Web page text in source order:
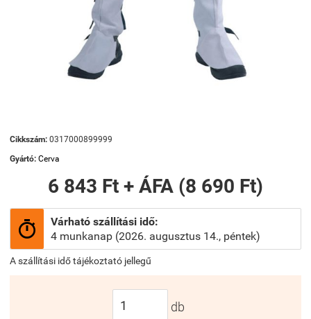
Cikkszám: 0317000899999
Gyártó: Cerva
6 843 Ft + ÁFA (8 690 Ft)

Várható szállítási idő:
4 munkanap (2026. augusztus 14., péntek)
A szállítási idő tájékoztató jellegű
db